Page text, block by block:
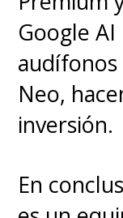
gigante
sumar
hacen ver
diferente
ejemplo
muy bien
gestos
Google
audífonos
Neo,
inversión.
En